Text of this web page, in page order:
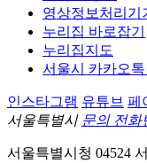
영상정보처리기
누리집 바로잡기
누리집지도
서울시 카카오
인스타그램 유튜브 페
서울특별시 문의 전화
서울특별시청 04524